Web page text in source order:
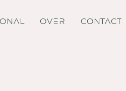
OVER CONTACT